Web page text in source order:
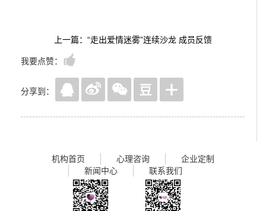
上一篇：“走出爱情迷雾”连续沙龙 成员反馈
我要点赞：
分享到：
机构首页 心理咨询
企业定制
新闻中心
联系我们